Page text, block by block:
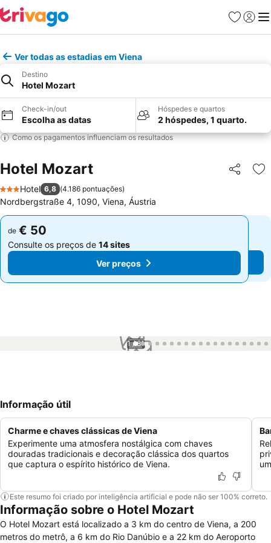
Favoritos
Iniciar
Ver todas as estadias em Viena
Destino
Hotel Mozart
Check-in/out
Escolha as datas
Hóspedes e quartos
2 hóspedes, 1 quarto.
Como os pagamentos influenciam os resultados
Hotel Mozart Partilhar
3 Estrelas
Hotel 6,8 (4.186 pontuações)
Nordbergstraße 4, 1090, Viena, Áustria
de € 50
Consulte os preços de 14 sites
Ver preços
de € 50
Consulte os preços de 14 sites
Ver preços
1 / 81
Informação útil
Charme e chaves clássicas de Viena
Experimente uma atmosfera nostálgica com chaves
douradas tradicionais e decoração clássica dos quartos
que captura o espírito histórico de Viena.
Este resumo foi criado por inteligência artificial e pode não ser 100% correto.
Informação sobre o Hotel Mozart
O Hotel Mozart está localizado a 3 km do centro de Viena, a 200
metros do metrô, a 6 km do Rio Danúbio e a 22 km do Aeroporto